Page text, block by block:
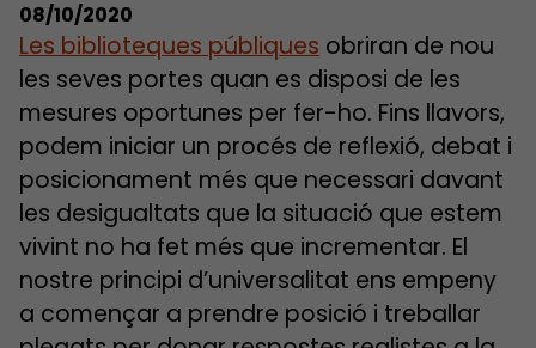
08/10/2020
Les biblioteques públiques obriran de nou
les seves portes quan es disposi de les
mesures oportunes per fer-ho. Fins llavors,
podem iniciar un procés de reflexió, debat i
posicionament més que necessari davant
les desigualtats que la situació que estem
vivint no ha fet més que incrementar. El
nostre principi d’universalitat ens empeny
a començar a prendre posició i treballar